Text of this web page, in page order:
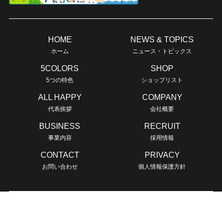
HOME
ホーム
NEWS & TOPICS
ニュース・トピックス
5COLORS
5つの特色
SHOP
ショップリスト
ALL HAPPY
代表挨拶
COMPANY
会社概要
BUSINESS
事業内容
RECRUIT
採用情報
CONTACT
お問い合わせ
PRIVACY
個人情報保護方針